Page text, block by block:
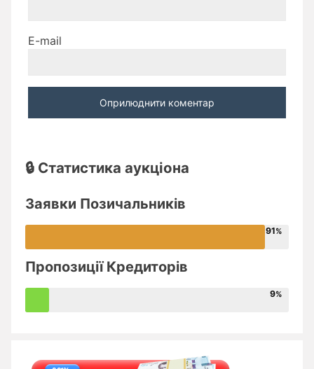
E-mail
🔒 Статистика аукціона
Заявки Позичальників
91
Пропозиції Кредиторів
9